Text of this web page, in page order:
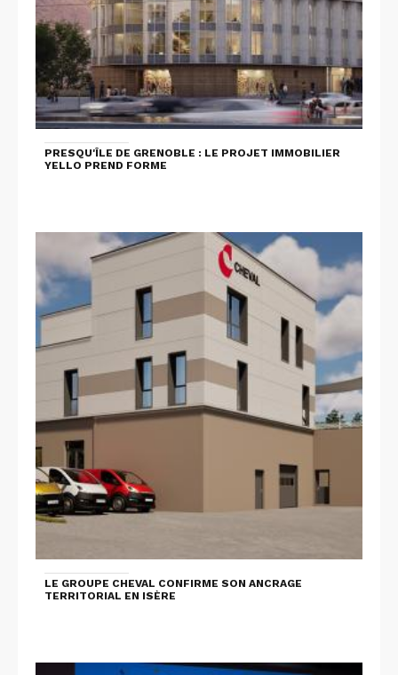
PRESQU'ÎLE DE GRENOBLE : LE PROJET IMMOBILIER
YELLO PREND FORME
LE GROUPE CHEVAL CONFIRME SON ANCRAGE
TERRITORIAL EN ISÈRE